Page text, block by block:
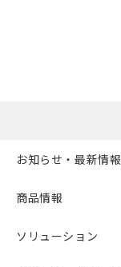
お知らせ・最新情報
商品情報
ソリューション